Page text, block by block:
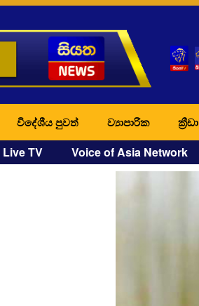
විදේශීය පුවත් ව්‍යාපාරික ක්‍රීඩා
TV Voice of Asia Network